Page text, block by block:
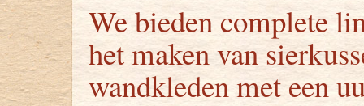
We bieden complete
het maken van
wandkleden met een